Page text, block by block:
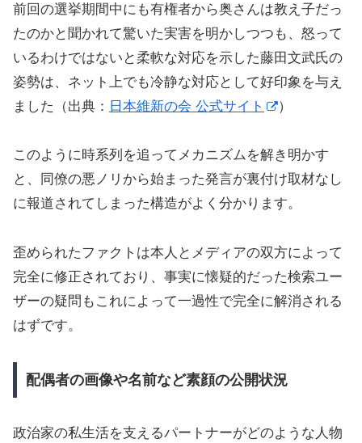
前回の選挙期間中にも有権者から奥さんは教え子だっ
たのかと聞かれて驚いた実害を明かしつつも、怒って
いるわけではないと柔軟な対応を示した藤田文武氏の
姿勢は、ネット上でも冷静な対応として好印象を与え
ました（出典： 日本維新の会 公式サイト ）
このように時系列を追ってメカニズムを解き明かす
と、同僚の悪ノリから始まった発言が裏付け取材なし
に報道されてしまった構造がよく分かります。
歪められたファクトは本人とメディアの双方によって
完全に修正されており、事実に懐疑的だった検索ユー
ザーの疑問もこれによって一過性で完全に解消される
はずです。
配偶者の画像や名前など素顔の公開状況
政治家の私生活を支えるパートナーがどのような人物